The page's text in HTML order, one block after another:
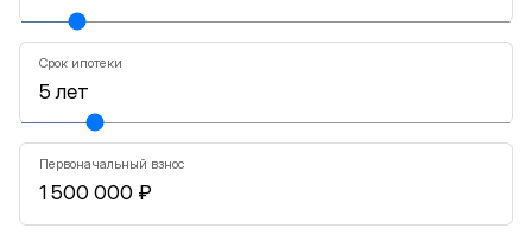
Срок ипотеки
Первоначальный взнос